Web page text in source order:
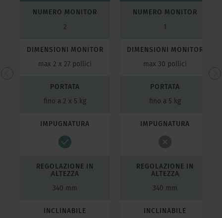
NUMERO MONITOR
2
NUMERO MONITOR
1
DIMENSIONI MONITOR
max 2 x 27 pollici
DIMENSIONI MONITOR
max 30 pollici
PORTATA
fino a 2 x 5 kg
PORTATA
fino a 5 kg
IMPUGNATURA IMPUGNATURA
REGOLAZIONE IN
ALTEZZA
340 mm
REGOLAZIONE IN
ALTEZZA
340 mm
INCLINABILE INCLINABILE